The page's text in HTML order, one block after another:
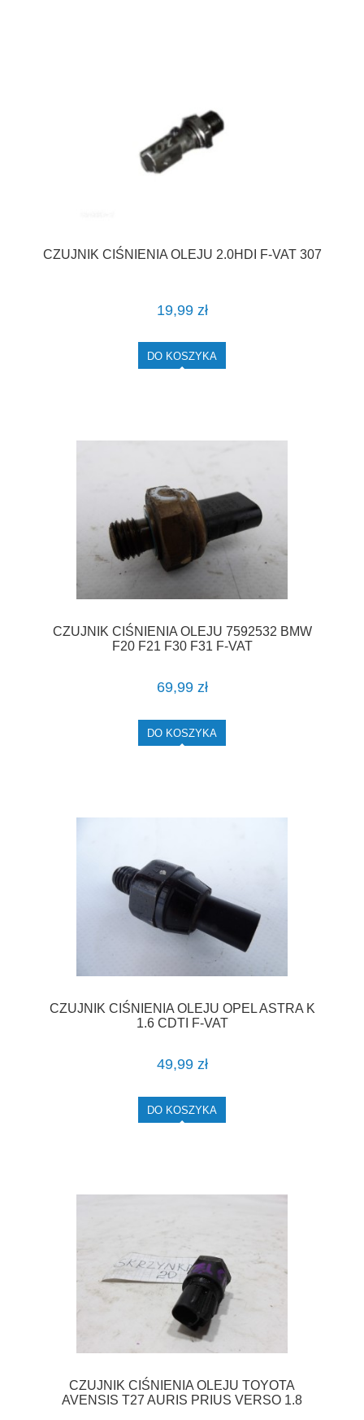
CZUJNIK CIŚNIENIA OLEJU 2.0HDI F-VAT 307
19,99 zł
DO KOSZYKA
CZUJNIK CIŚNIENIA OLEJU 7592532 BMW
F20 F21 F30 F31 F-VAT
69,99 zł
DO KOSZYKA
CZUJNIK CIŚNIENIA OLEJU OPEL ASTRA K
1.6 CDTI F-VAT
49,99 zł
DO KOSZYKA
CZUJNIK CIŚNIENIA OLEJU TOYOTA
AVENSIS T27 AURIS PRIUS VERSO 1.8